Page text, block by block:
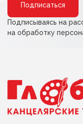
Подписываясь на
на обработку